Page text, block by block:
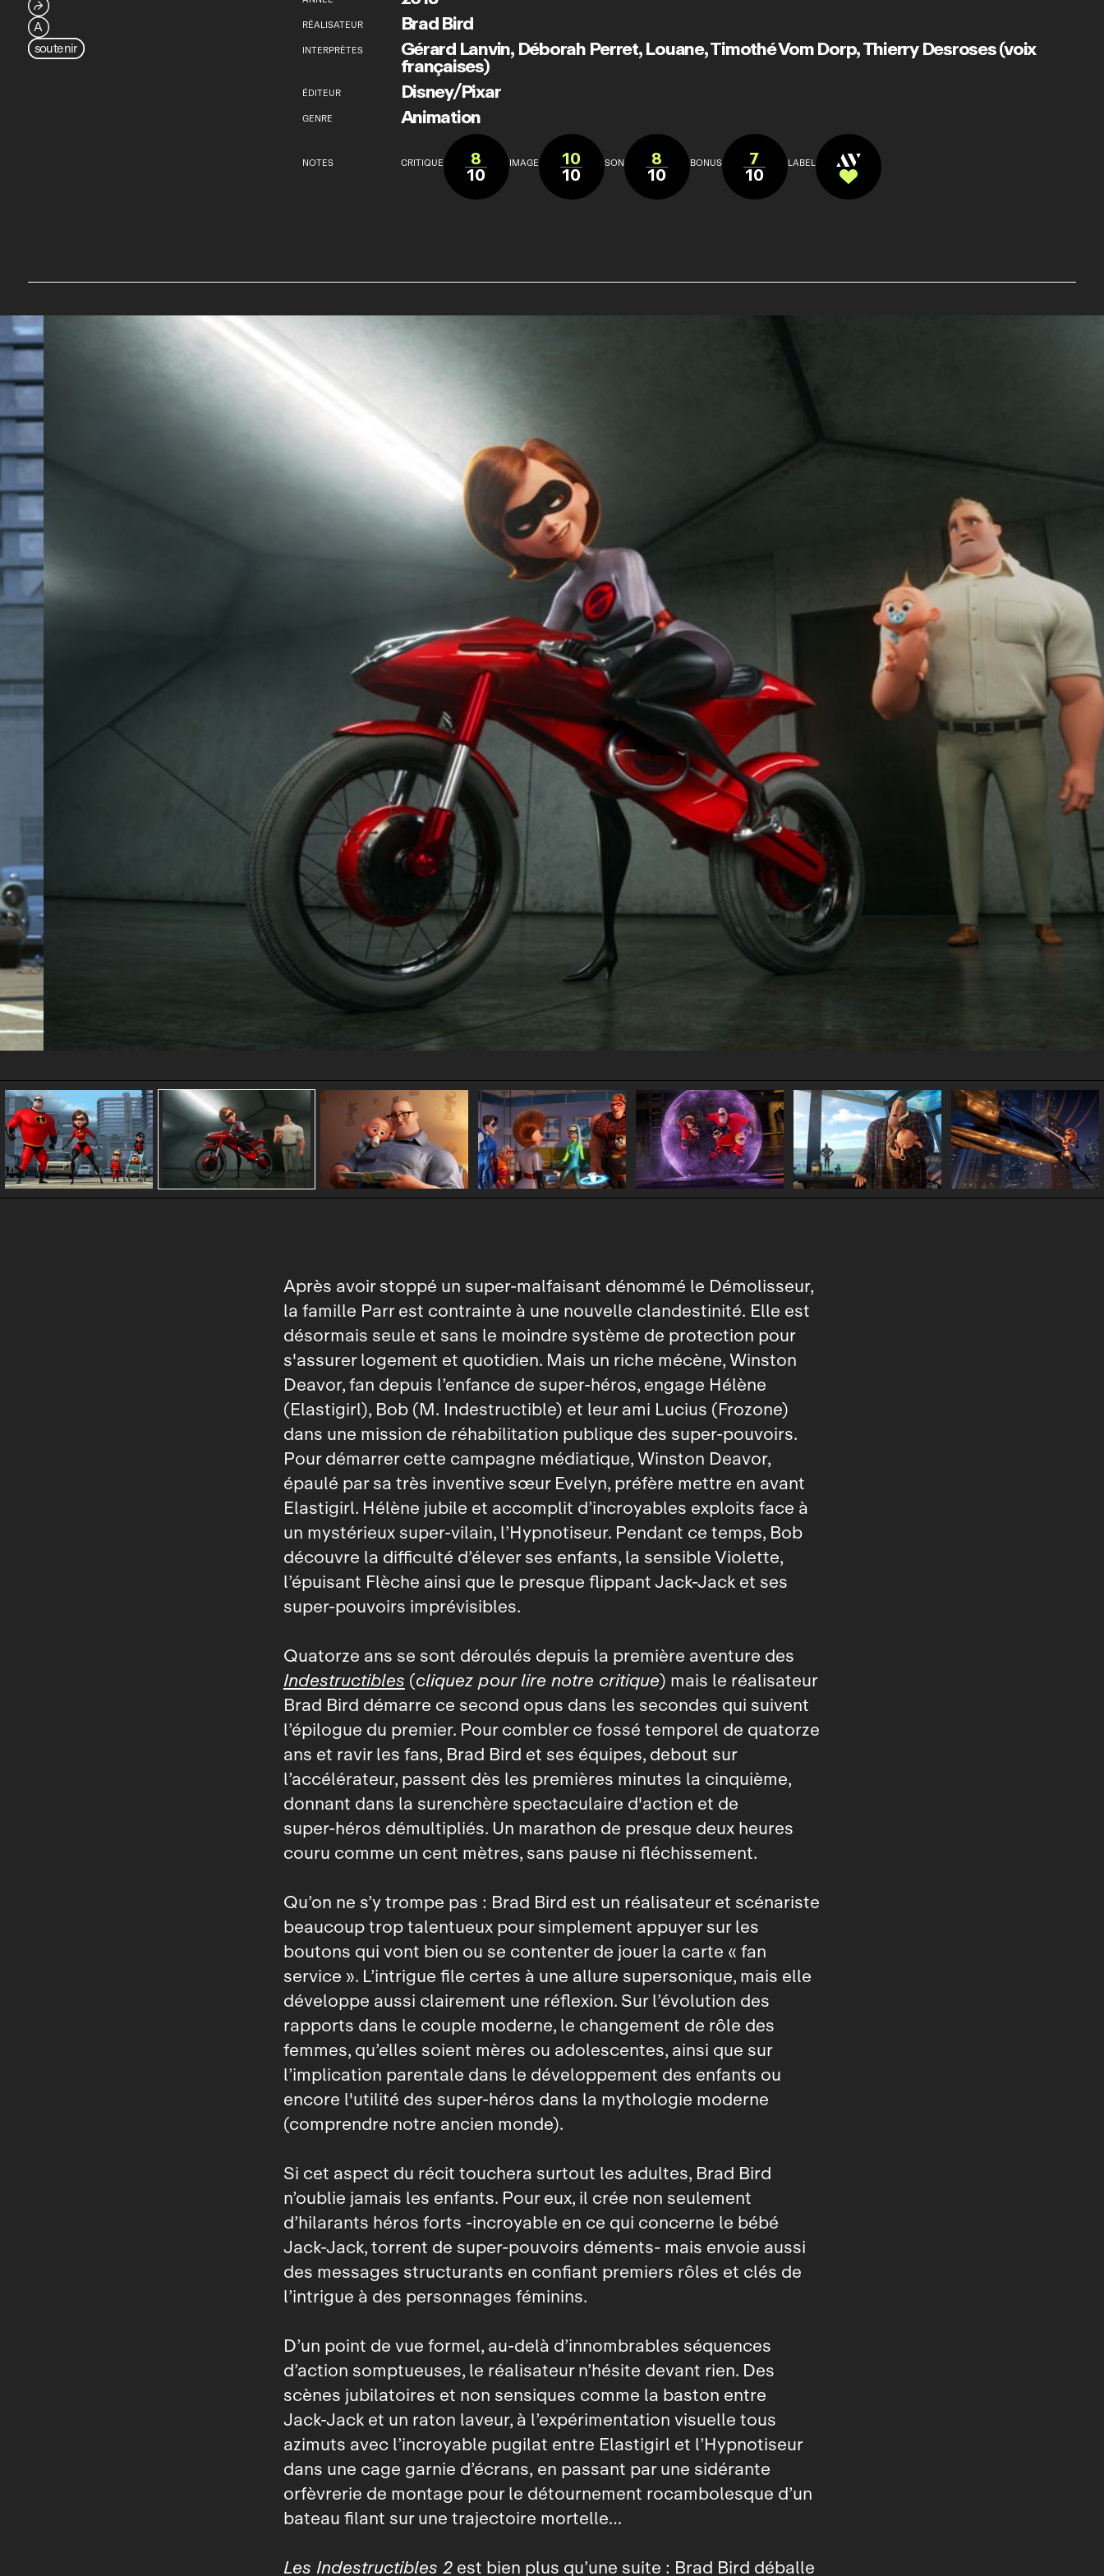
RÉALISATEUR Brad Bird
INTERPRÈTES Gérard Lanvin,Déborah Perret,Louane,Timothé Vom Dorp,Thierry Desroses (voix
françaises)
ÉDITEUR Disney/Pixar
GENRE Animation
NOTES CRITIQUE 8
10 IMAGE 10
10 SON 8
10 BONUS 7
10 LABEL
⮫
A
soutenir
Après avoir stoppé un super‑malfaisant dénommé le Démolisseur,
la famille Parr est contrainte à une nouvelle clandestinité. Elle est
désormais seule et sans le moindre système de protection pour
s'assurer logement et quotidien. Mais un riche mécène, Winston
Deavor, fan depuis l’enfance de super‑héros, engage Hélène
(Elastigirl), Bob (M. Indestructible) et leur ami Lucius (Frozone)
dans une mission de réhabilitation publique des super‑pouvoirs.
Pour démarrer cette campagne médiatique, Winston Deavor,
épaulé par sa très inventive sœur Evelyn, préfère mettre en avant
Elastigirl. Hélène jubile et accomplit d’incroyables exploits face à
un mystérieux super‑vilain, l’Hypnotiseur. Pendant ce temps, Bob
découvre la difficulté d’élever ses enfants, la sensible Violette,
l’épuisant Flèche ainsi que le presque flippant Jack‑Jack et ses
super‑pouvoirs imprévisibles.
Quatorze ans se sont déroulés depuis la première aventure des
Indestructibles(cliquez pour lire notre critique) mais le réalisateur
Brad Bird démarre ce second opus dans les secondes qui suivent
l’épilogue du premier. Pour combler ce fossé temporel de quatorze
ans et ravir les fans, Brad Bird et ses équipes, debout sur
l’accélérateur, passent dès les premières minutes la cinquième,
donnant dans la surenchère spectaculaire d'action et de
super‑héros démultipliés. Un marathon de presque deux heures
couru comme un cent mètres, sans pause ni fléchissement.
Qu’on ne s’y trompe pas : Brad Bird est un réalisateur et scénariste
beaucoup trop talentueux pour simplement appuyer sur les
boutons qui vont bien ou se contenter de jouer la carte « fan
service ». L’intrigue file certes à une allure supersonique, mais elle
développe aussi clairement une réflexion. Sur l’évolution des
rapports dans le couple moderne, le changement de rôle des
femmes, qu’elles soient mères ou adolescentes, ainsi que sur
l’implication parentale dans le développement des enfants ou
encore l'utilité des super‑héros dans la mythologie moderne
(comprendre notre ancien monde).
Si cet aspect du récit touchera surtout les adultes, Brad Bird
n’oublie jamais les enfants. Pour eux, il crée non seulement
d’hilarants héros forts ‑incroyable en ce qui concerne le bébé
Jack‑Jack, torrent de super‑pouvoirs déments‑ mais envoie aussi
des messages structurants en confiant premiers rôles et clés de
l’intrigue à des personnages féminins.
D’un point de vue formel, au‑delà d’innombrables séquences
d’action somptueuses, le réalisateur n’hésite devant rien. Des
scènes jubilatoires et non sensiques comme la baston entre
Jack‑Jack et un raton laveur, à l’expérimentation visuelle tous
azimuts avec l’incroyable pugilat entre Elastigirl et l’Hypnotiseur
dans une cage garnie d’écrans, en passant par une sidérante
orfèvrerie de montage pour le détournement rocambolesque d’un
bateau filant sur une trajectoire mortelle…
Les Indestructibles 2est bien plus qu’une suite : Brad Bird déballe